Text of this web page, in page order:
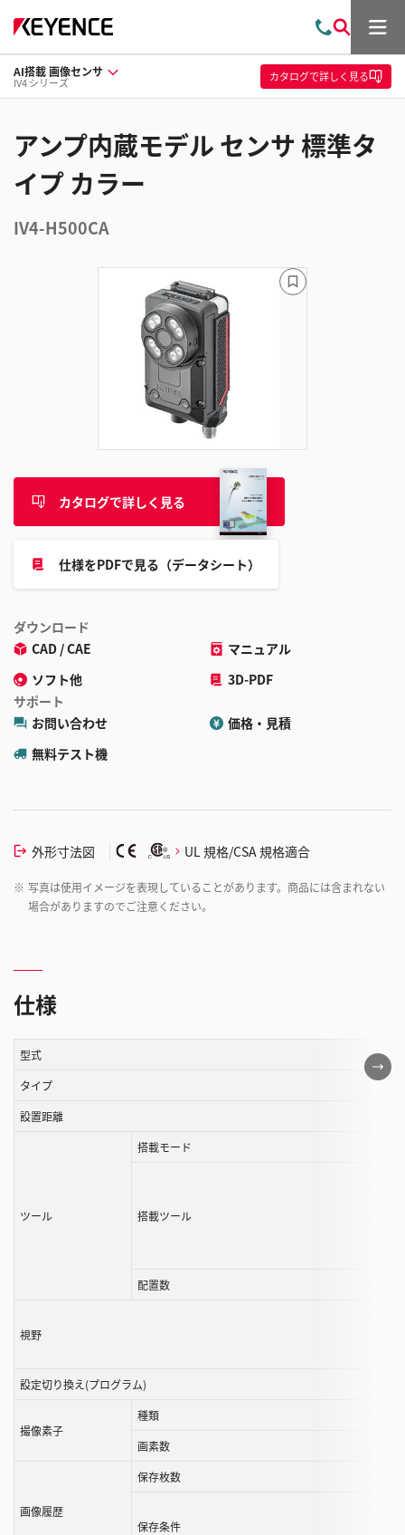
問
い
合
わ
索
メ
ュ
ー
AI搭載 画像センサ
IV4 シリーズ カタログで詳しく見る
アンプ内蔵モデル センサ 標準タ
イプ カラー
IV4-H500CA
カタログで詳しく見る
仕様をPDFで見る（データシート）
ダウンロード
CAD / CAE
マニュアル
ソフト他
3D-PDF
サポート
お問い合わせ
価格・見積
無料テスト機
外形寸法図 UL 規格/CSA 規格適合
※ 写真は使用イメージを表現していることがあります。商品には含まれない
場合がありますのでご注意ください。
ブ
ッ
仕様
こ
の
型式
タイプ
設置距離
ツール
搭載モード
搭載ツール
配置数
視野
設定切り換え(プログラム)
撮像素子
種類
画素数
画像履歴
保存枚数
保存条件